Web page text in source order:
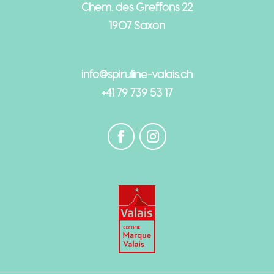
Chem. des Greffons 22
1907 Saxon
info@spiruline-valais.ch
+41 79 739 53 17